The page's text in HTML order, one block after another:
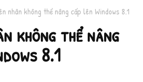
nhân không thể nâng cấp lên Windows 8.1
không thể nâng
8.1